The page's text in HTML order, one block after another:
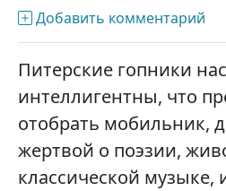
Добавить комментарий
Питерские гопники
интеллигентны, что
отобрать мобильник,
жертвой о поэзии,
классической музыке,